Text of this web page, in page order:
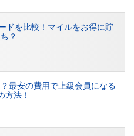
ドを比較！マイルをお得に貯
？
最安の費用で上級会員になる
方法！